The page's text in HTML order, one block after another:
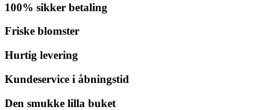
100% sikker betaling
Friske blomster
Hurtig levering
Kundeservice i åbningstid
Den smukke lilla buket